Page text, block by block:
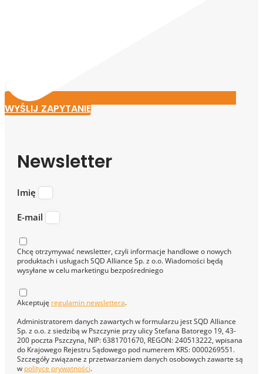
WYŚLIJ ZAPYTANIE
Newsletter
Imię
E-mail
Chcę otrzymywać newsletter, czyli informacje handlowe o nowych
produktach i usługach SQD Alliance Sp. z o.o. Wiadomości będą
wysyłane w celu marketingu bezpośredniego
Akceptuję regulamin newslettera.
Administratorem danych zawartych w formularzu jest SQD Alliance
Sp. z o.o. z siedzibą w Pszczynie przy ulicy Stefana Batorego 19, 43-
200 poczta Pszczyna, NIP: 6381701670, REGON: 240513222, wpisana
do Krajowego Rejestru Sądowego pod numerem KRS: 0000269551.
Szczegóły związane z przetwarzaniem danych osobowych zawarte są
w polityce prywatności.